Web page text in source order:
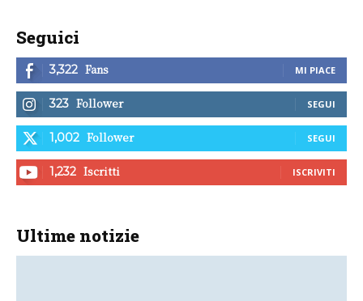
Seguici
3,322 Fans MI PIACE
323 Follower SEGUI
1,002 Follower SEGUI
1,232 Iscritti ISCRIVITI
Ultime notizie